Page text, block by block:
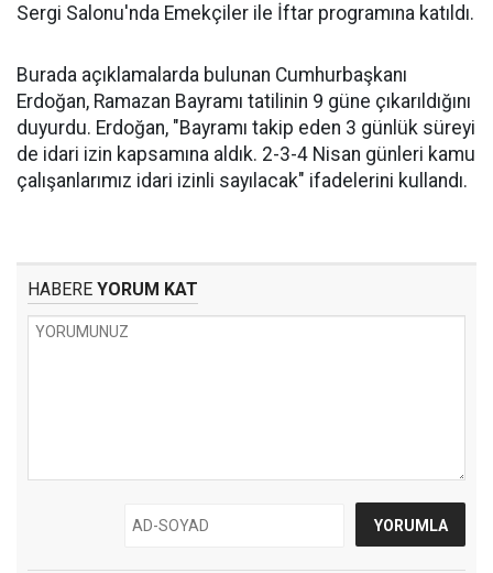
Sergi Salonu'nda Emekçiler ile İftar programına katıldı.
Burada açıklamalarda bulunan Cumhurbaşkanı
Erdoğan, Ramazan Bayramı tatilinin 9 güne çıkarıldığını
duyurdu. Erdoğan, "Bayramı takip eden 3 günlük süreyi
de idari izin kapsamına aldık. 2-3-4 Nisan günleri kamu
çalışanlarımız idari izinli sayılacak" ifadelerini kullandı.
HABERE YORUM KAT